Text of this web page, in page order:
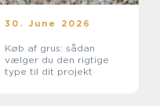
30. June 2026
Køb af grus: sådan
vælger du den rigtige
type til dit projekt